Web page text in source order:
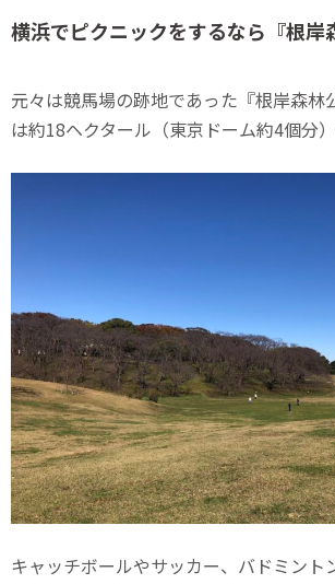
横浜でピクニックをするなら『根岸
元々は競馬場の跡地であった『根岸森林
は約18ヘクタール（東京ドーム約4個分）
キャッチボールやサッカー、バドミント